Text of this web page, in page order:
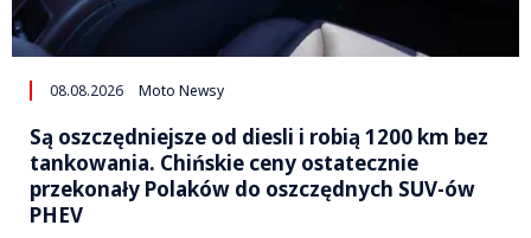
08.08.2026 Moto Newsy
Są oszczędniejsze od diesli i robią 1200 km bez
tankowania. Chińskie ceny ostatecznie
przekonały Polaków do oszczędnych SUV-ów
PHEV